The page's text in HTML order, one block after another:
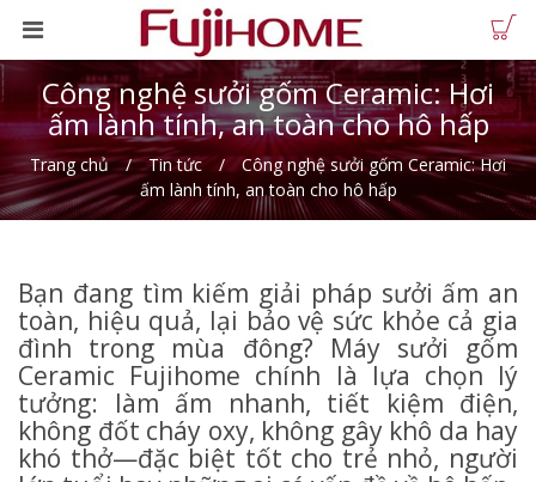
Công nghệ sưởi gốm Ceramic: Hơi
ấm lành tính, an toàn cho hô hấp
Trang chủ Tin tức
Công nghệ sưởi gốm Ceramic: Hơi
ấm lành tính, an toàn cho hô hấp
Bạn đang tìm kiếm giải pháp sưởi ấm an
toàn, hiệu quả, lại bảo vệ sức khỏe cả gia
đình trong mùa đông? Máy sưởi gốm
Ceramic Fujihome chính là lựa chọn lý
tưởng: làm ấm nhanh, tiết kiệm điện,
không đốt cháy oxy, không gây khô da hay
khó thở—đặc biệt tốt cho trẻ nhỏ, người